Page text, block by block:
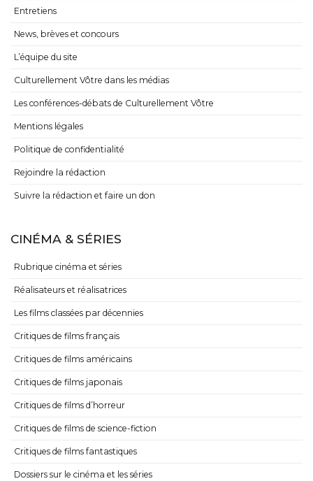
Entretiens
News, brèves et concours
L’équipe du site
Culturellement Vôtre dans les médias
Les conférences-débats de Culturellement Vôtre
Mentions légales
Politique de confidentialité
Rejoindre la rédaction
Suivre la rédaction et faire un don
CINÉMA & SÉRIES
Rubrique cinéma et séries
Réalisateurs et réalisatrices
Les films classées par décennies
Critiques de films français
Critiques de films américains
Critiques de films japonais
Critiques de films d’horreur
Critiques de films de science-fiction
Critiques de films fantastiques
Dossiers sur le cinéma et les séries